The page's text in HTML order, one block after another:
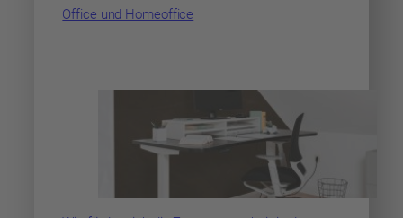
Office und Homeoffice